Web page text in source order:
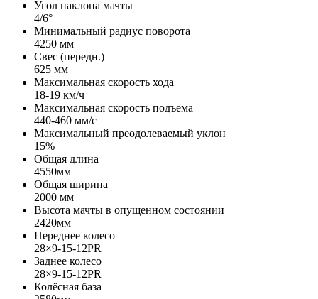
Угол наклона мачты
4/6°
Минимальный радиус поворота
4250 мм
Свес (передн.)
625 мм
Максимальная скорость хода
18-19 км/ч
Максимальная скорость подъема
440-460 мм/с
Максимальный преодолеваемый уклон
15%
Общая длина
4550мм
Общая ширина
2000 мм
Высота мачты в опущенном состоянии
2420мм
Переднее колесо
28×9-15-12PR
Заднее колесо
28×9-15-12PR
Колёсная база